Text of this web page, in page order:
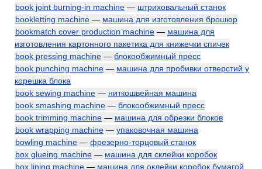
book joint burning-in machine — штриховальный станок
bookletting machine — машина для изготовления брошюр
bookmatch cover production machine — машина для
изготовления картонного пакетика для книжечки спичек
book pressing machine — блокообжимный пресс
book punching machine — машина для пробивки отверстий у
корешка блока
book sewing machine — ниткошвейная машина
book smashing machine — блокообжимный пресс
book trimming machine — машина для обрезки блоков
book wrapping machine — упаковочная машина
bowling machine — фрезерно-торцовый станок
box glueing machine — машина для склейки коробок
box lining machine — машина для оклейки коробок бумагой